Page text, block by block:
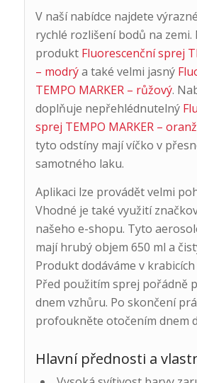
V naší nabídce najdete
rychlé rozlišení bodů na zemi.
produkt Fluorescenční sprej
– modrýa také velmi jasný
TEMPO MARKER – růžový.
doplňuje nepřehlédnutelný
sprej TEMPO MARKER –
tyto odstíny mají víčko v
samotného laku.
Aplikaci lze provádět velmi
Vhodné je také využití
našeho e-shopu. Tyto
mají hrubý objem 650 ml a
Produkt dodáváme v
Před použitím sprej pořádně
dnem vzhůru. Po skončení
profoukněte otočením dnem
Hlavní přednosti a